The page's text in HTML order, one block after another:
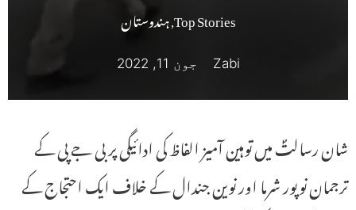
Top Stories
,ہندوستان
Zabi جون 11, 2022
شان رسالتؐ میں توہین آمیز الفاظ کی ادائیگی پر بی جے پی کے
ترجمان نوپور شرما اور نوین جندال کے خلاف ایک احتجاج کے